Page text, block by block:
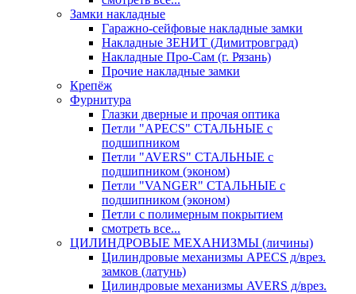
Замки накладные
Гаражно-сейфовые накладные замки
Накладные ЗЕНИТ (Димитровград)
Накладные Про-Сам (г. Рязань)
Прочие накладные замки
Крепёж
Фурнитура
Глазки дверные и прочая оптика
Петли "APECS" СТАЛЬНЫЕ с
подшипником
Петли "AVERS" СТАЛЬНЫЕ с
подшипником (эконом)
Петли "VANGER" СТАЛЬНЫЕ с
подшипником (эконом)
Петли с полимерным покрытием
смотреть все...
ЦИЛИНДРОВЫЕ МЕХАНИЗМЫ (личины)
Цилиндровые механизмы APECS д/врез.
замков (латунь)
Цилиндровые механизмы AVERS д/врез.